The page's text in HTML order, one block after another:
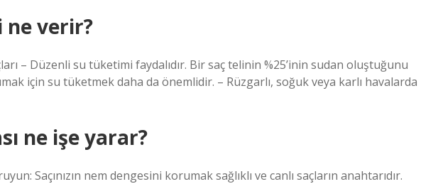
ne verir?
– Düzenli su tüketimi faydalıdır. Bir saç telinin %25’inin sudan oluştuğunu
için su tüketmek daha da önemlidir. – Rüzgarlı, soğuk veya karlı havalarda
ne işe yarar?
Saçınızın nem dengesini korumak sağlıklı ve canlı saçların anahtarıdır.